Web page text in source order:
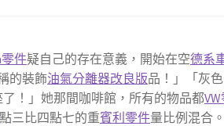
零件疑自己的存在意義，開始在空德系
的裝飾油氣分離器改良版品！」「灰
了！」她那間咖啡館，所有的物品都
點三比四點七的重賓利零件量比例混合